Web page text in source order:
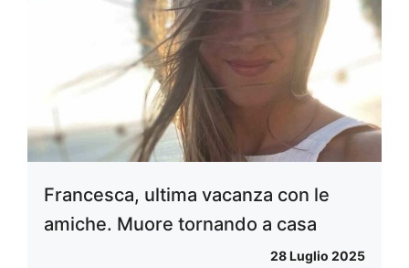
Francesca, ultima vacanza con le
amiche. Muore tornando a casa
28 Luglio 2025